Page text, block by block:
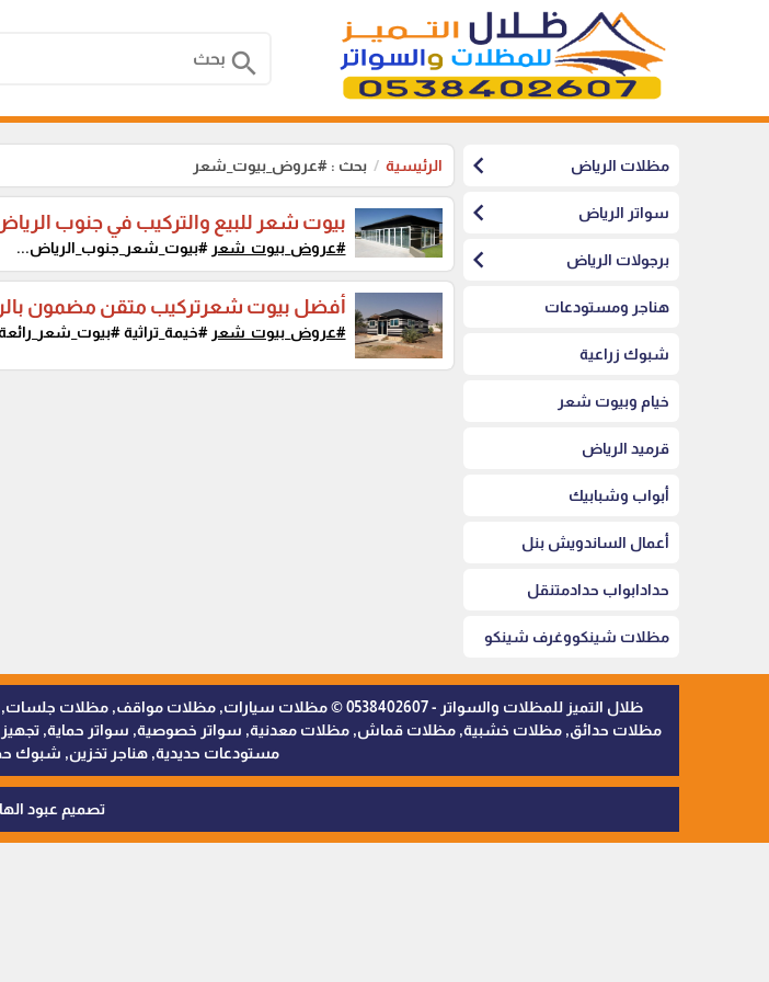
search
مظلات الرياض chevron_left
سواتر الرياض chevron_left
برجولات الرياض chevron_left
هناجر ومستودعات
شبوك زراعية
خيام وبيوت شعر
قرميد الرياض
أبواب وشبابيك
أعمال الساندويش بنل
حدادابواب حدادمتنقل
مظلات شينكووغرف شينكو
الرئيسية بحث : #عروض_بيوت_شعر
بيوت شعر للبيع والتركيب في جنوب
#عروض_بيوت_شعر #بيوت_شعر_جنوب_الرياض...
أفضل بيوت شعرتركيب متقن مضمون
#عروض_بيوت_شعر #خيمة_تراثية
ظلال التميز للمظلات والسواتر - 0538402607 © مظلات
مظلات حدائق, مظلات خشبية, مظلات قماش, مظلات معدنية, سواتر خصوصية, سواتر حماية, تجهيز
مستودعات حديدية, هناجر تخزين, شبوك
تصميم عبود